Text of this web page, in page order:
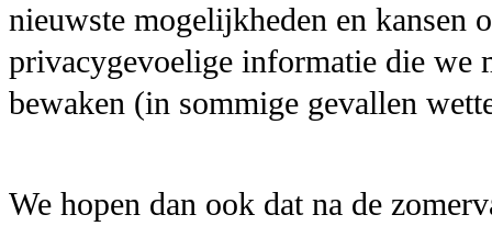
nieuwste mogelijkheden en kansen
privacygevoelige informatie die we
bewaken (in sommige gevallen
We hopen dan ook dat na de